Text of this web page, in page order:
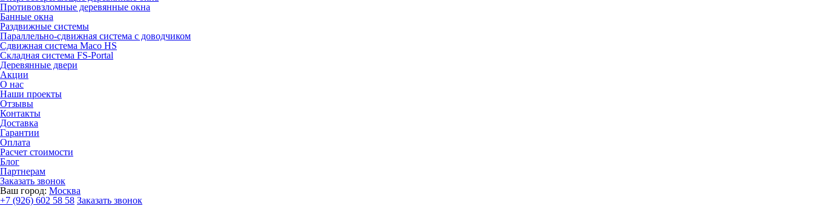
Противовзломные деревянные окна
Банные окна
Раздвижные системы
Параллельно-сдвижная система с доводчиком
Сдвижная система Maco HS
Складная система FS-Portal
Деревянные двери
Акции
О нас
Наши проекты
Отзывы
Контакты
Доставка
Гарантии
Оплата
Расчет стоимости
Блог
Партнерам
Заказать звонок
Ваш город: Москва
+7 (926) 602 58 58 Заказать звонок